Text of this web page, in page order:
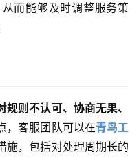
而能够及时调整服务策
规则不认可、协商无果、
，客服团队可以在青鸟工
施，包括对处理周期长的